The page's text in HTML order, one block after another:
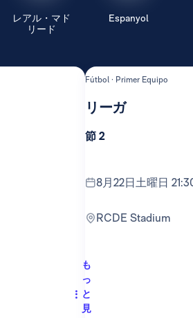
レアル・マド
リード
Espanyol
Fútbol · Primer Equipo
リーガ
節 2
8月22日土曜日
RCDE Stadium
も
っ
と
見